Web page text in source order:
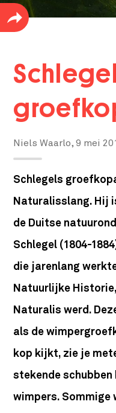
Niels Waarlo,9 mei
Schlegels
Naturalisslang. Hij
de Duitse
Schlegel (1804-
die jarenlang
Natuurlijke
Naturalis werd.
als de
kop kijkt, zie je
stekende
wimpers. Sommige